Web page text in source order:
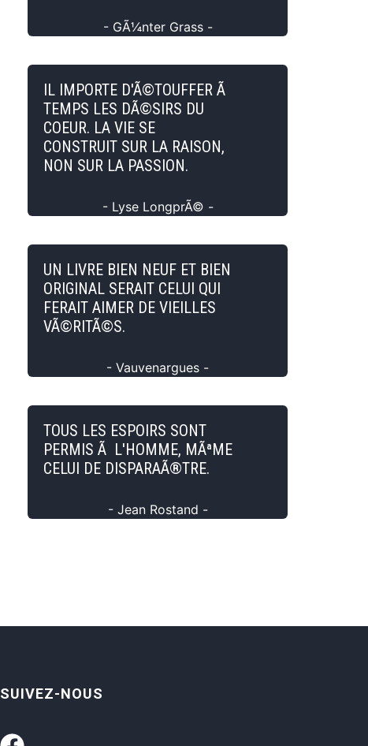
- GÃ¼nter Grass -
IL IMPORTE D'Ã©TOUFFER Ã
TEMPS LES DÃ©SIRS DU
COEUR. LA VIE SE
CONSTRUIT SUR LA RAISON,
NON SUR LA PASSION.
- Lyse LongprÃ© -
UN LIVRE BIEN NEUF ET BIEN
ORIGINAL SERAIT CELUI QUI
FERAIT AIMER DE VIEILLES
VÃ©RITÃ©S.
- Vauvenargues -
TOUS LES ESPOIRS SONT
PERMIS Ã L'HOMME, MÃªME
CELUI DE DISPARAÃ®TRE.
- Jean Rostand -
SUIVEZ-NOUS